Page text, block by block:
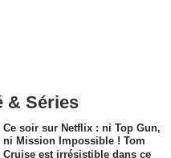
& Séries
Ce soir sur Netflix : ni Top Gun,
ni Mission Impossible ! Tom
Cruise est irrésistible dans ce